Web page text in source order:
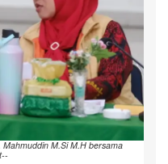
M.Si M.H bersama